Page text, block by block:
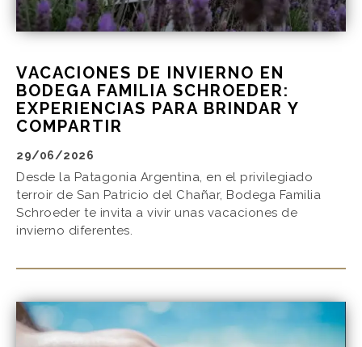
VACACIONES DE INVIERNO EN
BODEGA FAMILIA SCHROEDER:
EXPERIENCIAS PARA BRINDAR Y
COMPARTIR
29/06/2026
Desde la Patagonia Argentina, en el privilegiado
terroir de San Patricio del Chañar, Bodega Familia
Schroeder te invita a vivir unas vacaciones de
invierno diferentes.